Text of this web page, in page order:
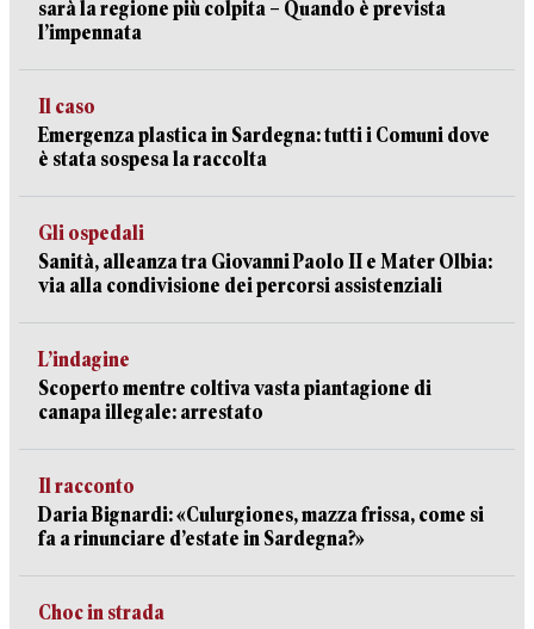
sarà la regione più colpita – Quando è prevista
l’impennata
Il caso
Emergenza plastica in Sardegna: tutti i Comuni dove
è stata sospesa la raccolta
Gli ospedali
Sanità, alleanza tra Giovanni Paolo II e Mater Olbia:
via alla condivisione dei percorsi assistenziali
L’indagine
Scoperto mentre coltiva vasta piantagione di
canapa illegale: arrestato
Il racconto
Daria Bignardi: «Culurgiones, mazza frissa, come si
fa a rinunciare d’estate in Sardegna?»
Choc in strada